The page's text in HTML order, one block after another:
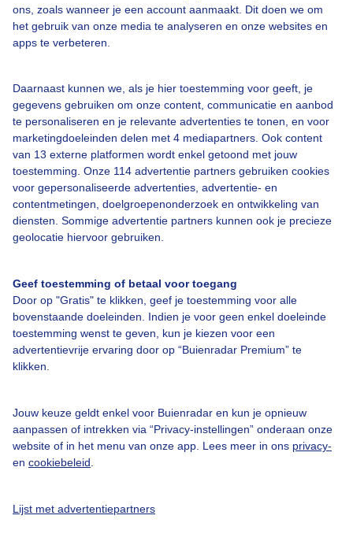
ons, zoals wanneer je een account aanmaakt. Dit doen we om
het gebruik van onze media te analyseren en onze websites en
apps te verbeteren.
Daarnaast kunnen we, als je hier toestemming voor geeft, je
gegevens gebruiken om onze content, communicatie en aanbod
te personaliseren en je relevante advertenties te tonen, en voor
marketingdoeleinden delen met 4 mediapartners. Ook content
van 13 externe platformen wordt enkel getoond met jouw
toestemming. Onze 114 advertentie partners gebruiken cookies
voor gepersonaliseerde advertenties, advertentie- en
contentmetingen, doelgroepenonderzoek en ontwikkeling van
diensten. Sommige advertentie partners kunnen ook je precieze
geolocatie hiervoor gebruiken.
Geef toestemming of betaal voor toegang
Door op "Gratis" te klikken, geef je toestemming voor alle
bovenstaande doeleinden. Indien je voor geen enkel doeleinde
toestemming wenst te geven, kun je kiezen voor een
advertentievrije ervaring door op “Buienradar Premium” te
klikken.
Jouw keuze geldt enkel voor Buienradar en kun je opnieuw
aanpassen of intrekken via “Privacy-instellingen” onderaan onze
website of in het menu van onze app. Lees meer in ons privacy-
en cookiebeleid
Lijst met advertentiepartners
Een moment geduld aub...
Over Buienradar
Bedrijfsgegevens
Veelgestelde vragen
Toegankelijkheid
Gebruikersvoorwaarden
Adverteren
Buienradar Team
Cookie beleid
Privacy instellingen
Gratis weerdata
@BuienradarNL